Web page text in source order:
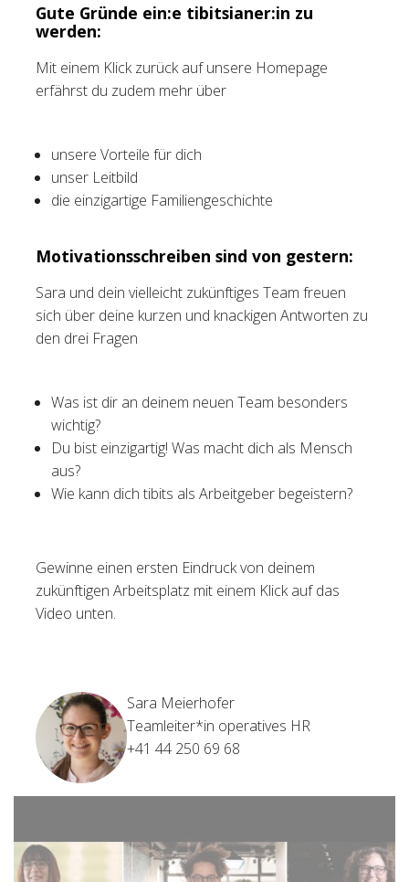
Gute Gründe ein:e tibitsianer:in zu
werden:
Mit einem Klick zurück auf unsere Homepage
erfährst du zudem mehr über
unsere Vorteile für dich
unser Leitbild
die einzigartige Familiengeschichte
Motivationsschreiben sind von gestern:
Sara und dein vielleicht zukünftiges Team freuen
sich über deine kurzen und knackigen Antworten zu
den drei Fragen
Was ist dir an deinem neuen Team besonders
wichtig?
Du bist einzigartig! Was macht dich als Mensch
aus?
Wie kann dich tibits als Arbeitgeber begeistern?
Gewinne einen ersten Eindruck von deinem
zukünftigen Arbeitsplatz mit einem Klick auf das
Video unten.
Sara Meierhofer
Teamleiter*in operatives HR
+41 44 250 69 68